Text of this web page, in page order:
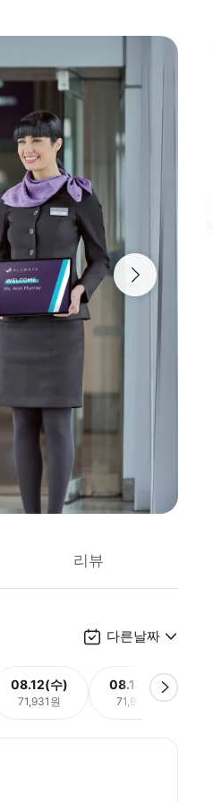
리뷰
다른날짜
08.12(수)
71,931원
08.13(목)
71,931원